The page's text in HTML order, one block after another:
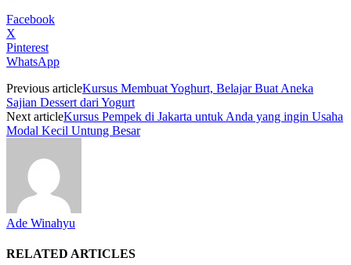
Facebook
X
Pinterest
WhatsApp
Previous articleKursus Membuat Yoghurt, Belajar Buat Aneka
Sajian Dessert dari Yogurt
Next articleKursus Pempek di Jakarta untuk Anda yang ingin Usaha
Modal Kecil Untung Besar
Ade Winahyu
RELATED ARTICLES